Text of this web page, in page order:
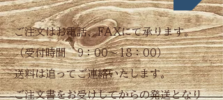
ご注文はお電話、FAXにて承ります。
（受付時間 9：00～18：00）
送料は追ってご連絡いたします。
ご注文書をお受けしてからの発送となり